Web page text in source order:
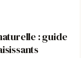
: guide